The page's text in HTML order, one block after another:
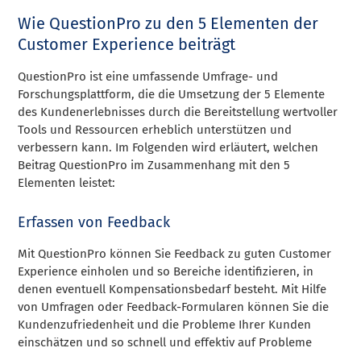
Wie QuestionPro zu den 5 Elementen der
Customer Experience beiträgt
QuestionPro ist eine umfassende Umfrage- und
Forschungsplattform, die die Umsetzung der 5 Elemente
des Kundenerlebnisses durch die Bereitstellung wertvoller
Tools und Ressourcen erheblich unterstützen und
verbessern kann. Im Folgenden wird erläutert, welchen
Beitrag QuestionPro im Zusammenhang mit den 5
Elementen leistet:
Erfassen von Feedback
Mit QuestionPro können Sie Feedback zu guten Customer
Experience einholen und so Bereiche identifizieren, in
denen eventuell Kompensationsbedarf besteht. Mit Hilfe
von Umfragen oder Feedback-Formularen können Sie die
Kundenzufriedenheit und die Probleme Ihrer Kunden
einschätzen und so schnell und effektiv auf Probleme